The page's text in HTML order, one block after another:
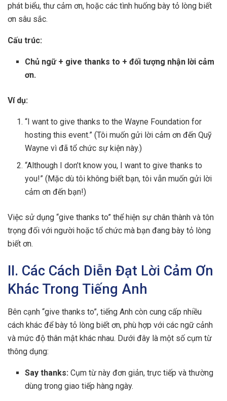
phát biểu, thư cảm ơn, hoặc các tình huống bày tỏ lòng biết
ơn sâu sắc.
Cấu trúc:
Chủ ngữ + give thanks to + đối tượng nhận lời cảm
ơn.
Ví dụ:
“I want to give thanks to the Wayne Foundation for
hosting this event.” (Tôi muốn gửi lời cảm ơn đến Quỹ
Wayne vì đã tổ chức sự kiện này.)
“Although I don’t know you, I want to give thanks to
you!” (Mặc dù tôi không biết bạn, tôi vẫn muốn gửi lời
cảm ơn đến bạn!)
Việc sử dụng “give thanks to” thể hiện sự chân thành và tôn
trọng đối với người hoặc tổ chức mà bạn đang bày tỏ lòng
biết ơn.
II. Các Cách Diễn Đạt Lời Cảm Ơn
Khác Trong Tiếng Anh
Bên cạnh “give thanks to”, tiếng Anh còn cung cấp nhiều
cách khác để bày tỏ lòng biết ơn, phù hợp với các ngữ cảnh
và mức độ thân mật khác nhau. Dưới đây là một số cụm từ
thông dụng:
Say thanks: Cụm từ này đơn giản, trực tiếp và thường
dùng trong giao tiếp hàng ngày.